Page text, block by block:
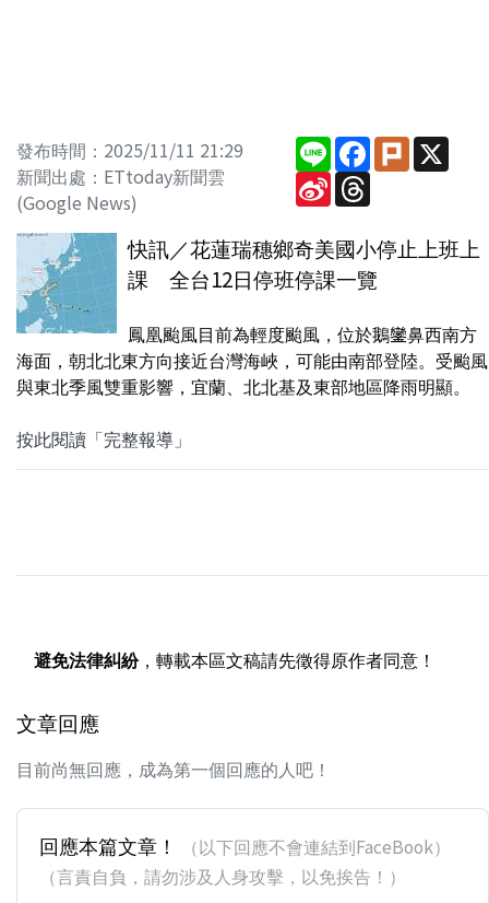
發布時間：2025/11/11 21:29
新聞出處：ETtoday新聞雲
(Google News)
LineFacebook
PlurkX
Sina
Weibo
Threads
快訊／花蓮瑞穗鄉奇美國小停止上班上
課 全台12日停班停課一覽
鳳凰颱風目前為輕度颱風，位於鵝鑾鼻西南方
海面，朝北北東方向接近台灣海峽，可能由南部登陸。受颱風
與東北季風雙重影響，宜蘭、北北基及東部地區降雨明顯。
按此閱讀「完整報導」
避免法律糾紛，轉載本區文稿請先徵得原作者同意！
文章回應
目前尚無回應，成為第一個回應的人吧！
回應本篇文章！
（以下回應不會連結到FaceBook）
（言責自負，請勿涉及人身攻擊，以免挨告！）